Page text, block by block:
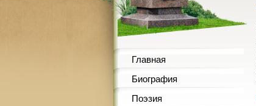
Главная
Биография
Поэзия